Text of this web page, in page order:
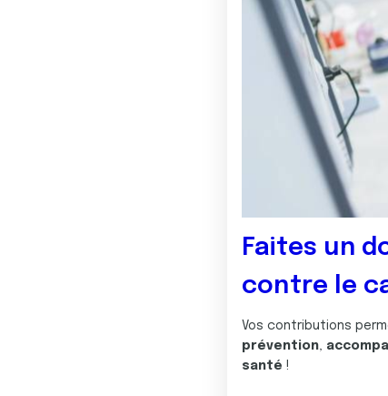
Faites un
contre le
Vos contributions
prévention,
santé !